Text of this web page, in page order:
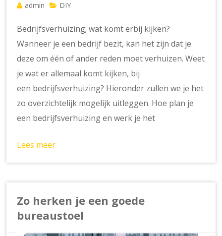
admin DIY
Bedrijfsverhuizing; wat komt erbij kijken?
Wanneer je een bedrijf bezit, kan het zijn dat je
deze om één of ander reden moet verhuizen. Weet
je wat er allemaal komt kijken, bij
een bedrijfsverhuizing? Hieronder zullen we je het
zo overzichtelijk mogelijk uitleggen. Hoe plan je
een bedrijfsverhuizing en werk je het
Lees meer
Zo herken je een goede
bureaustoel